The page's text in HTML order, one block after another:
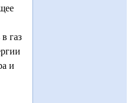
газ
и